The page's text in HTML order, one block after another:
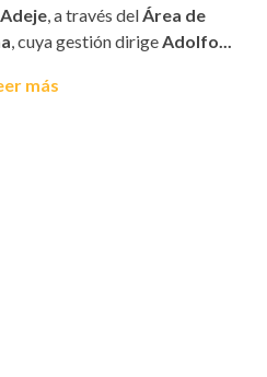
, a través delÁrea de
, cuya gestión dirigeAdolfo...
más